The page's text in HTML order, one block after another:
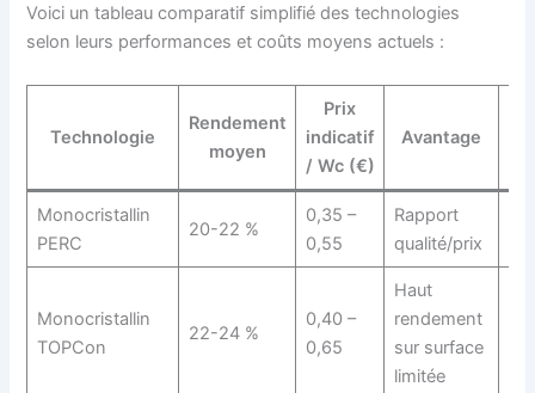
Voici un tableau comparatif simplifié des technologies
selon leurs performances et coûts moyens actuels :
Technologie
Rendement
moyen
Prix
indicatif
/ Wc (€)
Avantage
Monocristallin
PERC
20-22 %
0,35 –
0,55
Rapport
qualité/prix
Monocristallin
TOPCon
22-24 %
0,40 –
0,65
Haut
rendement
sur surface
limitée